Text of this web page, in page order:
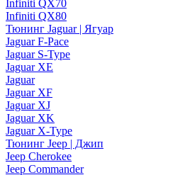
Infiniti QX70
Infiniti QX80
Тюнинг Jaguar | Ягуар
Jaguar F-Pace
Jaguar S-Type
Jaguar XE
Jaguar
Jaguar XF
Jaguar XJ
Jaguar XK
Jaguar X-Type
Тюнинг Jeep | Джип
Jeep Cherokee
Jeep Commander